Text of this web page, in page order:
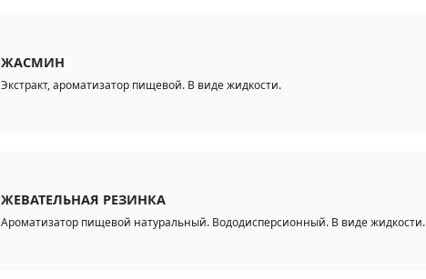
ЖАСМИН
Экстракт, ароматизатор пищевой. В виде жидкости.
ЖЕВАТЕЛЬНАЯ РЕЗИНКА
Ароматизатор пищевой натуральный. Вододисперсионный. В виде жидкости.